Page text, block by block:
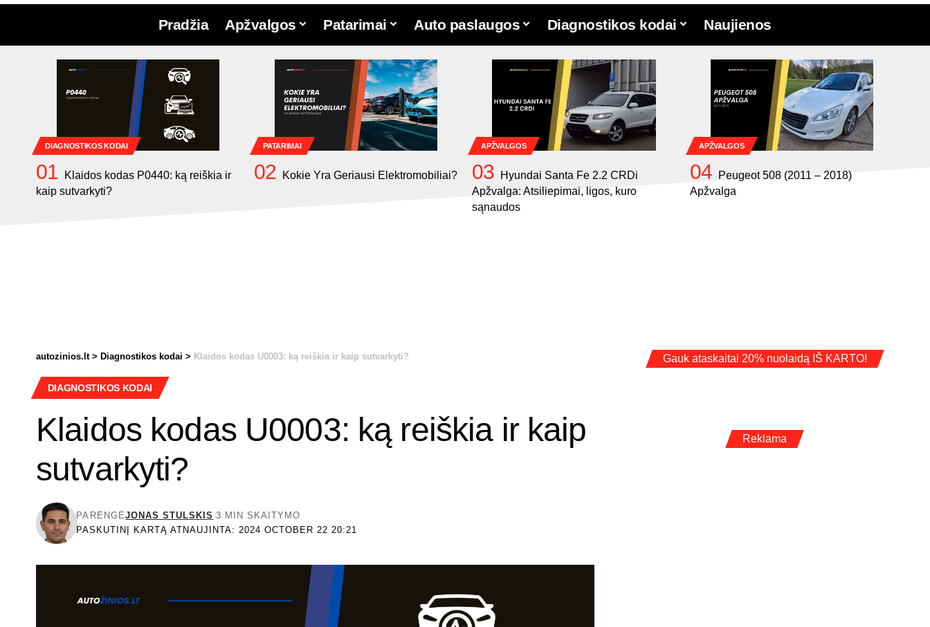
Pradžia Apžvalgos Patarimai Auto paslaugos Diagnostikos kodai Naujienos
DIAGNOSTIKOS KODAI
Klaidos kodas P0440: ką reiškia ir
kaip sutvarkyti?
PATARIMAI
Kokie Yra Geriausi Elektromobiliai?
APŽVALGOS
Hyundai Santa Fe 2.2 CRDi
Apžvalga: Atsiliepimai, ligos, kuro
sąnaudos
APŽVALGOS
Peugeot 508 (2011 – 2018)
Apžvalga
autozinios.lt> Diagnostikos kodai > Klaidos kodas U0003: ką reiškia ir kaip sutvarkyti?
DIAGNOSTIKOS KODAI
Klaidos kodas U0003: ką reiškia ir kaip
sutvarkyti?
PASKUTINĮ KARTĄ ATNAUJINTA: 2024 OCTOBER 22 20:21
PARENGĖJONAS STULSKIS 3 MIN SKAITYMO
Gauk ataskaitai 20% nuolaidą IŠ KARTO!
Reklama